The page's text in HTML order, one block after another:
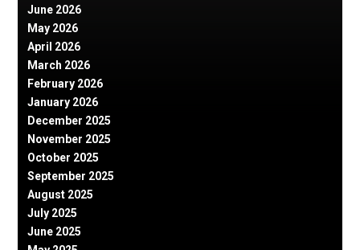
June 2026
May 2026
April 2026
March 2026
February 2026
January 2026
December 2025
November 2025
October 2025
September 2025
August 2025
July 2025
June 2025